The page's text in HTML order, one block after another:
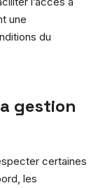
une
du
gestion
certaines
les